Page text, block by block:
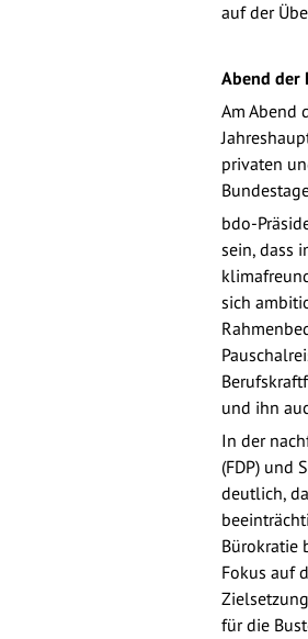
auf der
Abend der
Am Abend
privaten
bdo-
sein, dass
sich
und ihn
In der
(FDP) und
deutlich,
Bürokratie
Fokus auf
für die